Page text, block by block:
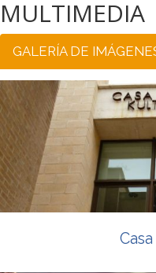
MULTIMEDIA
GALERÍA DE